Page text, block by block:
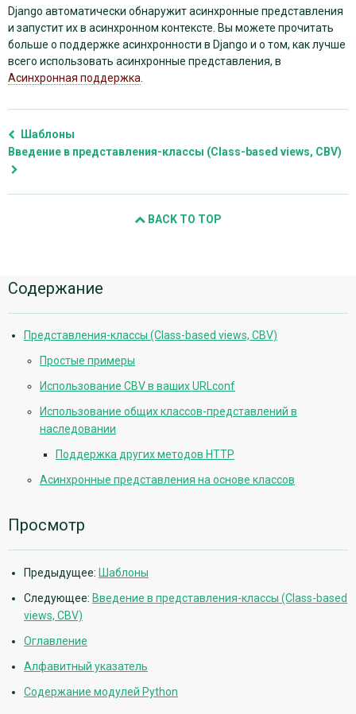
Django автоматически обнаружит асинхронные представления
и запустит их в асинхронном контексте. Вы можете прочитать
больше о поддержке асинхронности в Django и о том, как лучше
всего использовать асинхронные представления, в
Асинхронная поддержка
Шаблоны
Введение в представления-классы (Class-based views, CBV)
BACK TO TOP
Дополнительная
информация
Содержание
Представления-классы (Class-based views, CBV)
Простые примеры
Использование CBV в ваших URLconf
Использование общих классов-представлений в
наследовании
Поддержка других методов HTTP
Асинхронные представления на основе классов
Просмотр
Предыдущее: Шаблоны
Следующее: Введение в представления-классы (Class-based
views, CBV)
Оглавление
Алфавитный указатель
Содержание модулей Python